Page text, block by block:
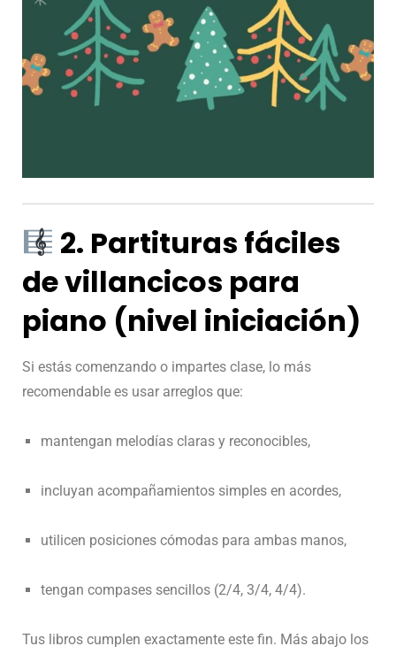
2. Partituras fáciles
de villancicos para
piano (nivel iniciación)
Si estás comenzando o impartes clase, lo más
recomendable es usar arreglos que:
mantengan melodías claras y reconocibles,
incluyan acompañamientos simples en acordes,
utilicen posiciones cómodas para ambas manos,
tengan compases sencillos (2/4, 3/4, 4/4).
Tus libros cumplen exactamente este fin. Más abajo los